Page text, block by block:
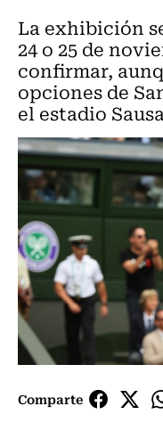
La exhibición
24 o 25 de
confirmar,
opciones de
el estadio
Comparte